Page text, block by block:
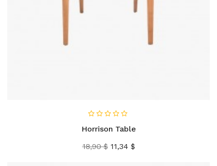
Horrison Table
Precio
18,90 $ Precio
11,34 $